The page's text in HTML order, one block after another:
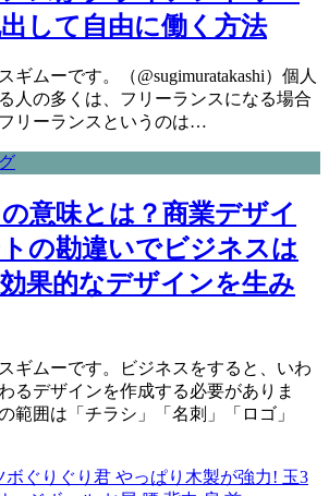
して自由に働く方法
ギムーです。（@sugimuratakashi）個人
人の多くは、フリーランスになる場合
リーランスというのは…
意味とは？商業デザイ
の勘違いでビジネスは
果的なデザインを生み
ギムーです。ビジネスをすると、いわ
るデザインを作成する必要がありま
範囲は「チラシ」「名刺」「ロゴ」
ボぐりぐり君 やっぱり木製が強力! 玉3